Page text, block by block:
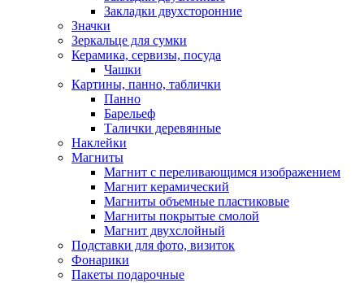
Закладки двухсторонние
Значки
Зеркальце для сумки
Керамика, сервизы, посуда
Чашки
Картины, панно, таблички
Панно
Барельеф
Талички деревянные
Наклейки
Магниты
Магнит с переливающимся изображением
Магнит керамический
Магниты объемные пластиковые
Магниты покрытые смолой
Магнит двухслойный
Подставки для фото, визиток
Фонарики
Пакеты подарочные